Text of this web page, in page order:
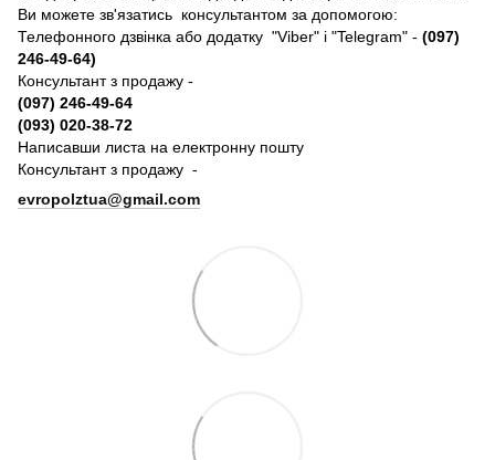
Ви можете зв'язатись консультантом за допомогою:
Телефонного дзвінка або додатку "Viber" і "Telegram" - (097)
246-49-64)
Консультант з продажу -
(097) 246-49-64
(093) 020-38-72
Написавши листа на електронну пошту
Консультант з продажу -
evropolztua@gmail.com